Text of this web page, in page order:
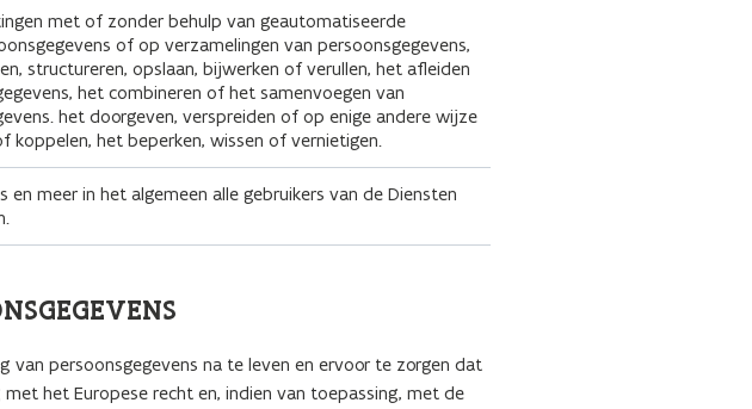
met of zonder behulp van geautomatiseerde
of op verzamelingen van persoonsgegevens,
structureren, opslaan, bijwerken of verullen, het afleiden
het combineren of het samenvoegen van
het doorgeven, verspreiden of op enige andere wijze
koppelen, het beperken, wissen of vernietigen.
meer in het algemeen alle gebruikers van de Diensten
van persoonsgegevens na te leven en ervoor te zorgen dat
het Europese recht en, indien van toepassing, met de